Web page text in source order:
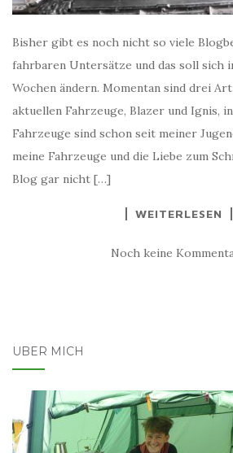
Bisher gibt es noch nicht so viele
fahrbaren Untersätze und das soll sich
Wochen ändern. Momentan sind drei
aktuellen Fahrzeuge, Blazer und Ignis,
Fahrzeuge sind schon seit meiner
meine Fahrzeuge und die Liebe zum
Blog gar nicht […]
WEITERLESEN
Noch keine
ÜBER MICH